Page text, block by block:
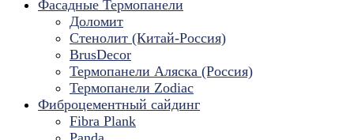
Фасадные Термопанели
Доломит
Стенолит (Китай-Россия)
BrusDecor
Термопанели Аляска (Россия)
Термопанели Zodiac
Фиброцементный сайдинг
Fibra Plank